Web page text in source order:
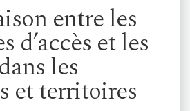
entre les
d’accès et les
les
et territoires